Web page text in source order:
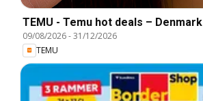
TEMU - Temu hot deals – Denmark
09/08/2026-31/12/2026
TEMU